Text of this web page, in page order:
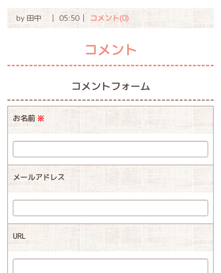
by田中 05:50 コメント(0)
コメント
コメントフォーム
お名前※
メールアドレス
URL